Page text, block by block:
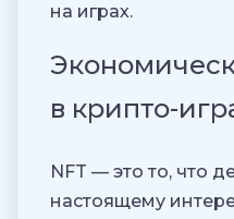
на играх.
в крипто-
NFT — это то, что
настоящему